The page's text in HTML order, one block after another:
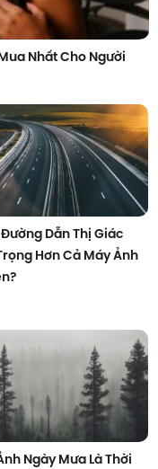
Nhất Cho Người
Dẫn Thị Giác
Hơn Cả Máy Ảnh
Ngày Mưa Là Thời